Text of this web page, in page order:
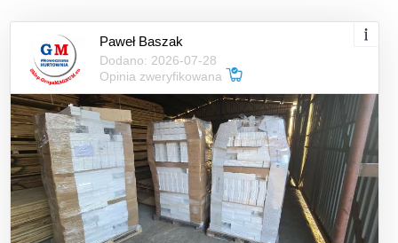
Paweł Baszak
Dodano: 2026-07-28
Opinia zweryfikowana